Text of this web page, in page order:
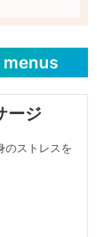
ージ
のストレスを